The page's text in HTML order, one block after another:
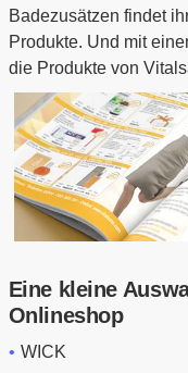
Badezusätzen findet
Produkte. Und mit
die Produkte von
Eine kleine
Onlineshop
WICK